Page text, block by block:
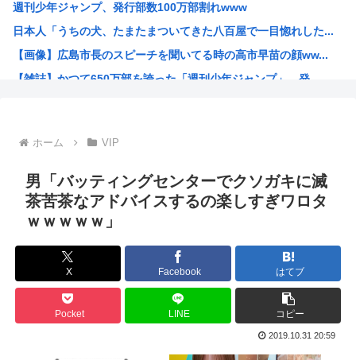
原爆投下81年
「おっちゃん女の子になってスクール水着を着たいねん」60...
警察官が60歳のおじいちゃんを射◯する動画が流出しやりす...
週刊少年ジャンプ、発行部数100万部割れwww
日本人「うちの犬、たまたまついてきた八百屋で一目惚れした...
【画像】広島市長のスピーチを聞いてる時の高市早苗の顔ww...
【雑誌】かつて650万部を誇った「週刊少年ジャンプ」、発...
海外「全部日本の真似だったのか…」 日本の普通のテレビ番...
海外「まるでトランプ」FIFAがW杯開催都市と結んだ約束...
7時間かけて描いたHな糸会がこちら
Win95開発者「日本でITが3Kと呼ばれるのは企業が根...
海外「その通り！」日本人ならどこでも発展させると語る世界...
【1966年】 母の日に9歳の息子が帰らなかった——容疑...
日本人「うちの犬、たまたまついてきた八百屋で一目惚れした...
海外「まるでトランプ」FIFAがW杯開催都市と結んだ約束...
海外「全部日本の真似だったのか…」 日本の普通のテレビ番...
ホーム VIP
男「バッティングセンターでクソガキに滅
茶苦茶なアドバイスするの楽しすぎワロタ
ｗｗｗｗｗ」
X Facebook はてブ
Pocket LINE コピー
2019.10.31 20:59